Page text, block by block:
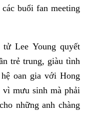
buổi fan meeting
Lee Young quyết
trẻ trung, giàu tình
oan gia với Hong
mưu sinh mà phải
những anh chàng